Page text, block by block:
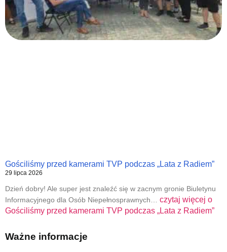
Gościliśmy przed kamerami TVP podczas „Lata z Radiem”
29 lipca 2026
Dzień dobry! Ale super jest znaleźć się w zacnym gronie Biuletynu
Informacyjnego dla Osób Niepełnosprawnych… czytaj więcej o
Gościliśmy przed kamerami TVP podczas „Lata z Radiem”
Ważne informacje